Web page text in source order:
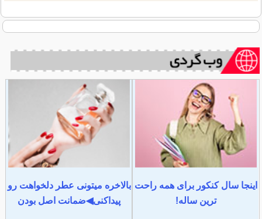
اینجا سال کنکور برای همه راحت
ترین ساله!
بالاخره میتونی عطر دلخواهت رو
پیداکنی◀ضمانت اصل بودن